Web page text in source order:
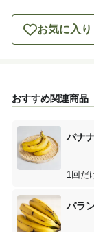
お気に入り
おすすめ関連商品
バナ
1回だ
バラ